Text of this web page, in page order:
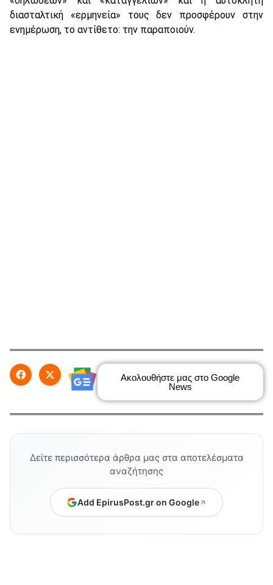
διασταλτική «ερμηνεία» τους δεν προσφέρουν στην
ενημέρωση, το αντίθετο: την παραποιούν.
Ακολουθήστε μας στο Google
News
Δείτε περισσότερα άρθρα μας στα αποτελέσματα
αναζήτησης
Add EpirusPost.gr on Google